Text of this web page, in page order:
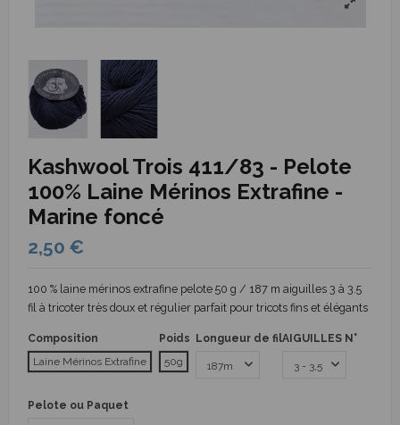
Kashwool Trois 411/83 - Pelote
100% Laine Mérinos Extrafine -
Marine foncé
2,50 €
100 % laine mérinos extrafine pelote 50 g / 187 m aiguilles 3 à 3.5
fil à tricoter très doux et régulier parfait pour tricots fins et élégants
Composition
Laine Mérinos Extrafine
Poids
50g
Longueur de filAIGUILLES N°
Pelote ou Paquet